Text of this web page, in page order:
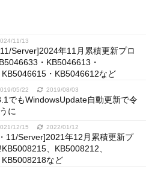
11/13
Server]2024年11月累積更新プロ
・KB5046613・
・KB5046612など
05/22 2019/08/03
でもWindowsUpdate自動更新で令
に
12/15 2022/01/12
11/Server]2021年12月累積更新プ
、KB5008212、
など